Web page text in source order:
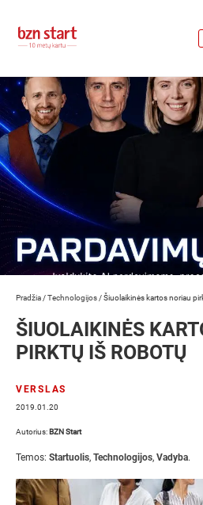
Pradžia /Technologijos /Šiuolaikinės kartos noriau
ŠIUOLAIKINĖS
PIRKTŲ IŠ ROBOTŲ
VERSLAS
2019.01.20
Autorius: BZN Start
Temos: Startuolis, Technologijos, Vadyba.